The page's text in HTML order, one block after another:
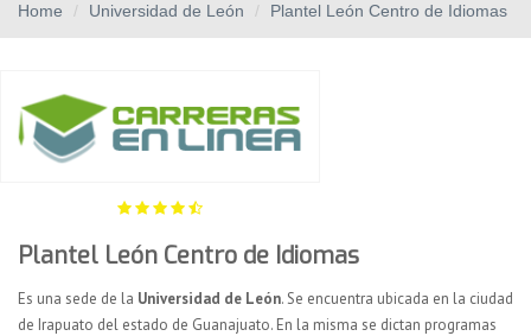
Home Universidad de León Plantel León Centro de Idiomas
Plantel León Centro de Idiomas
Es una sede de la Universidad de León. Se encuentra ubicada en la ciudad
de Irapuato del estado de Guanajuato. En la misma se dictan programas